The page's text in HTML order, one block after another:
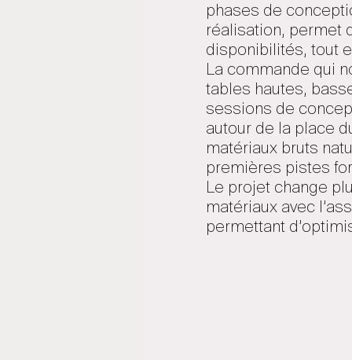
phases de
réalisation, permet
disponibilités, tout
La commande qui
tables hautes,
sessions de
autour de la place
matériaux bruts
premières pistes
Le projet change
matériaux avec
permettant